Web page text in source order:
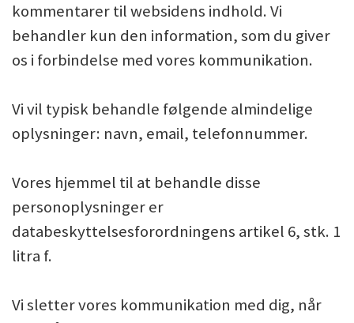
kommentarer til websidens indhold. Vi
behandler kun den information, som du giver
os i forbindelse med vores kommunikation.
Vi vil typisk behandle følgende almindelige
oplysninger: navn, email, telefonnummer.
Vores hjemmel til at behandle disse
personoplysninger er
databeskyttelsesforordningens artikel 6, stk. 1
litra f.
Vi sletter vores kommunikation med dig, når